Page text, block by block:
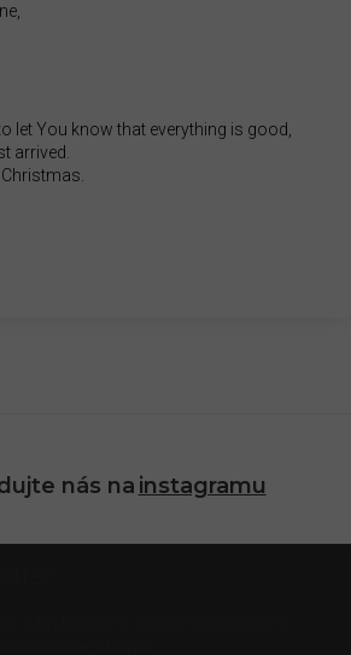
let You know that everything is good,
arrived.
nás na instagramu